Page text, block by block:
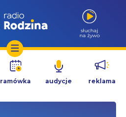
słuchaj
na żywo
ramówka audycje reklama